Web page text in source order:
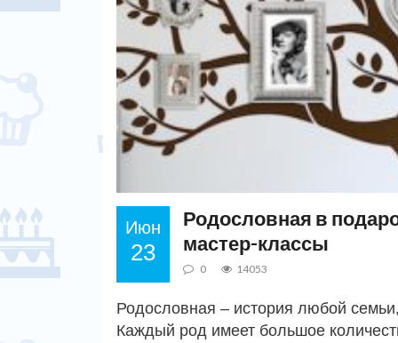
Июн
23
Родословная в
мастер-классы
0 14053
Родословная – история любой
Каждый род имеет большое